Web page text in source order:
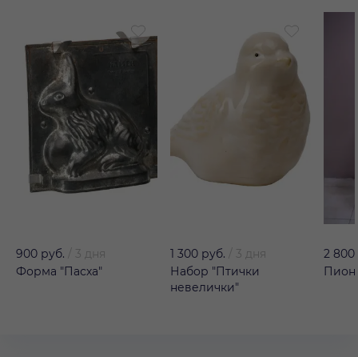
900 руб.
3 дня
Форма "Пасха"
1 300 руб.
3 дня
Набор "Птички
невелички"
2 800
Пион